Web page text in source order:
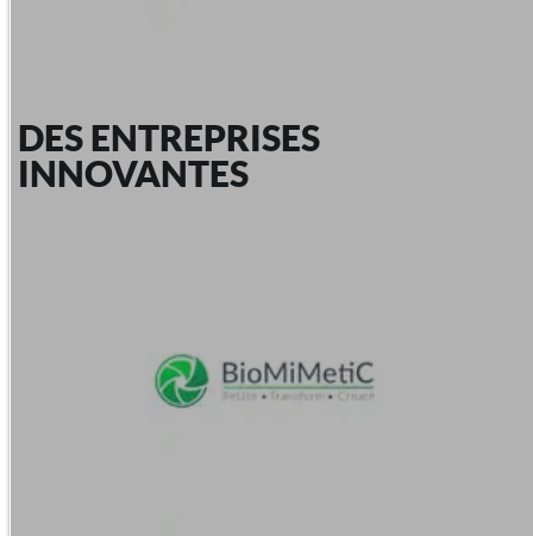
DES ENTREPRISES
INNOVANTES